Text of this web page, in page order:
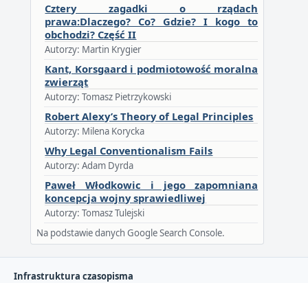
Cztery zagadki o rządach
prawa:Dlaczego? Co? Gdzie? I kogo to
obchodzi? Część II
Autorzy: Martin Krygier
Kant, Korsgaard i podmiotowość moralna
zwierząt
Autorzy: Tomasz Pietrzykowski
Robert Alexy’s Theory of Legal Principles
Autorzy: Milena Korycka
Why Legal Conventionalism Fails
Autorzy: Adam Dyrda
Paweł Włodkowic i jego zapomniana
koncepcja wojny sprawiedliwej
Autorzy: Tomasz Tulejski
Na podstawie danych Google Search Console.
Infrastruktura czasopisma